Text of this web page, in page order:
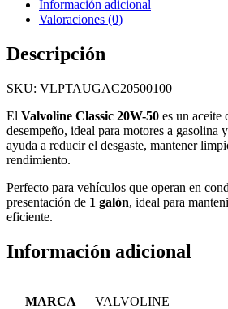
Información adicional
Valoraciones (0)
Descripción
SKU: VLPTAUGAC20500100
El Valvoline Classic 20W-50 es un aceite
desempeño, ideal para motores a gasolina
ayuda a reducir el desgaste, mantener
rendimiento.
Perfecto para vehículos que operan en
presentación de 1 galón, ideal para
eficiente.
Información adicional
MARCA VALVOLINE